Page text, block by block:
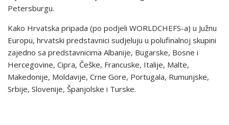
Petersburgu.
Kako Hrvatska pripada (po podjeli WORLDCHEFS-a) u Južnu
Europu, hrvatski predstavnici sudjeluju u polufinalnoj skupini
zajedno sa predstavnicima Albanije, Bugarske, Bosne i
Hercegovine, Cipra, Češke, Francuske, Italije, Malte,
Makedonije, Moldavije, Crne Gore, Portugala, Rumunjske,
Srbije, Slovenije, Španjolske i Turske.